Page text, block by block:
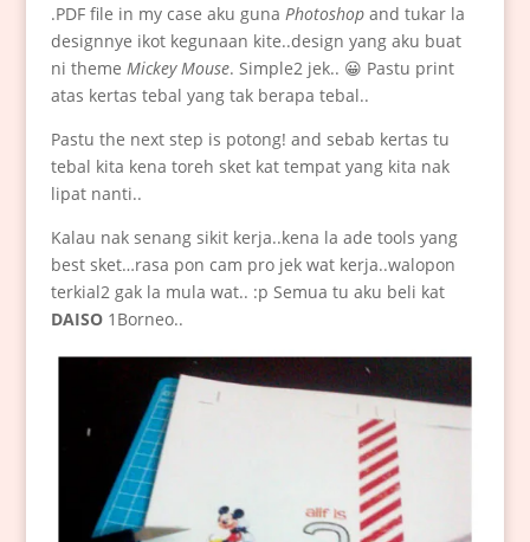
.PDF file in my case aku guna Photoshopand tukar la
designnye ikot kegunaan kite..design yang aku buat
ni theme Mickey Mouse. Simple2 jek.. 😀 Pastu print
atas kertas tebal yang tak berapa tebal..
Pastu the next step is potong! and sebab kertas tu
tebal kita kena toreh sket kat tempat yang kita nak
lipat nanti..
Kalau nak senang sikit kerja..kena la ade tools yang
best sket…rasa pon cam pro jek wat kerja..walopon
terkial2 gak la mula wat.. :p Semua tu aku beli kat
DAISO1Borneo..